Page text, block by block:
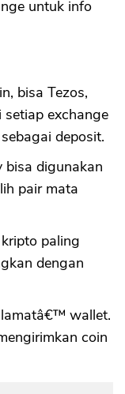
untuk info
bisa Tezos,
setiap exchange
deposit.
bisa digunakan
pair mata
paling
dengan
wallet.
coin